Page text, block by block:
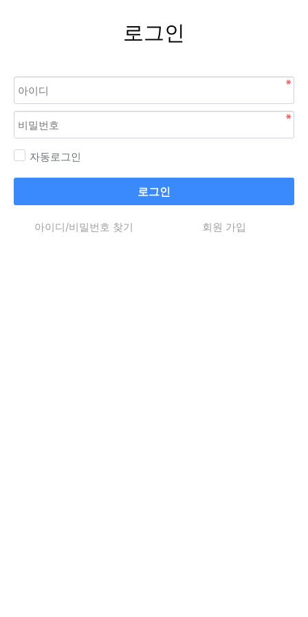
로그인
자동로그인
로그인
아이디/비밀번호 찾기 회원 가입